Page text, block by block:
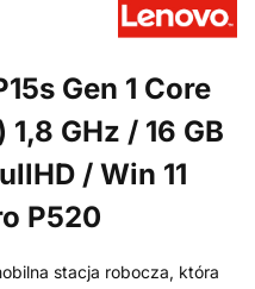
Gen 1 Core
GHz / 16 GB
/ Win 11
P520
stacja robocza, która